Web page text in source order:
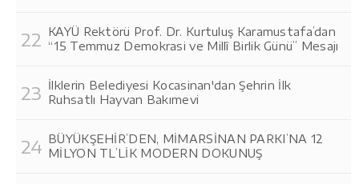
KAYÜ Rektörü Prof. Dr. Kurtuluş Karamustafa’dan
“15 Temmuz Demokrasi ve Millî Birlik Günü” Mesajı
İlklerin Belediyesi Kocasinan'dan Şehrin İlk
Ruhsatlı Hayvan Bakımevi
BÜYÜKŞEHİR’DEN, MİMARSİNAN PARKI’NA 12
MİLYON TL’LİK MODERN DOKUNUŞ